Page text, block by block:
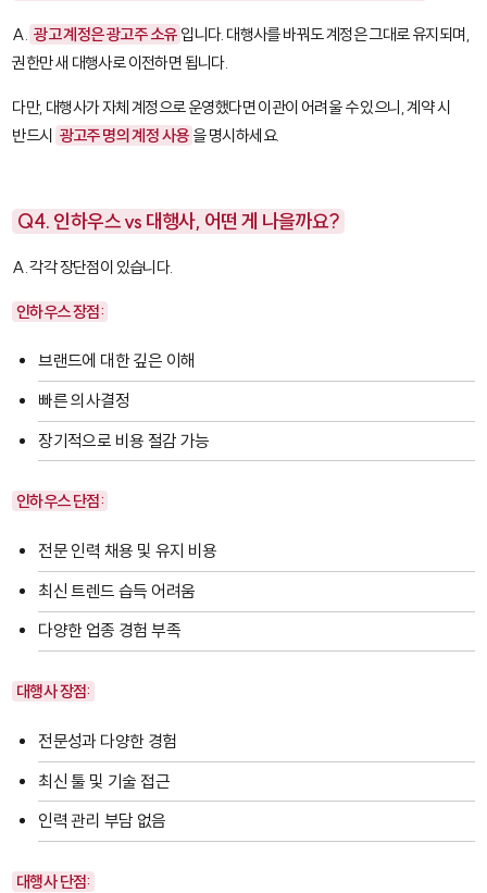
A. 광고 계정은 광고주 소유 입니다. 대행사를 바꿔도 계정은 그대로 유지되며,
권한만 새 대행사로 이전하면 됩니다.
다만, 대행사가 자체 계정으로 운영했다면 이관이 어려울 수 있으니, 계약 시
반드시 광고주 명의 계정 사용 을 명시하세요.
Q4. 인하우스 vs 대행사, 어떤 게 나을까요?
A. 각각 장단점이 있습니다.
인하우스 장점:
브랜드에 대한 깊은 이해
빠른 의사결정
장기적으로 비용 절감 가능
인하우스 단점:
전문 인력 채용 및 유지 비용
최신 트렌드 습득 어려움
다양한 업종 경험 부족
대행사 장점:
전문성과 다양한 경험
최신 툴 및 기술 접근
인력 관리 부담 없음
대행사 단점: